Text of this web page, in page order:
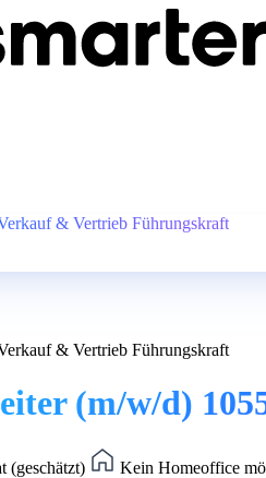
& Vertrieb Führungskraft
& Vertrieb Führungskraft
(m/w/d)
(geschätzt)
Kein Homeoffice